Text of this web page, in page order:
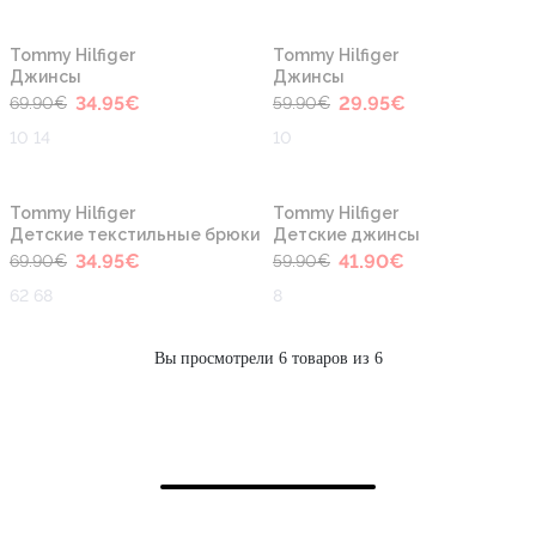
-50%
Tommy Hilfiger
Джинсы
69.90€ 34.95€
10 14
-50%
Tommy Hilfiger
Джинсы
59.90€ 29.95€
10
-50%
Tommy Hilfiger
Детские текстильные брюки
69.90€ 34.95€
62 68
-30%
Tommy Hilfiger
Детские джинсы
59.90€ 41.90€
8
Вы просмотрели 6 товаров из 6